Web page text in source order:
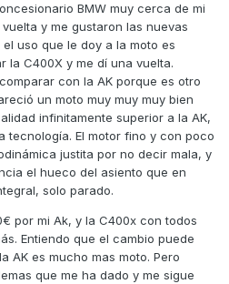
BMW muy cerca de mi
y me gustaron las nuevas
uso que le doy a la moto es
la C400X y me dí una vuelta.
con la AK porque es otro
un moto muy muy muy bien
infinitamente superior a la AK,
tecnología. El motor fino y con poco
justita por no decir mala, y
el hueco del asiento que en
solo parado.
por mi Ak, y la C400x con todos
Entiendo que el cambio puede
AK es mucho mas moto. Pero
que me ha dado y me sigue